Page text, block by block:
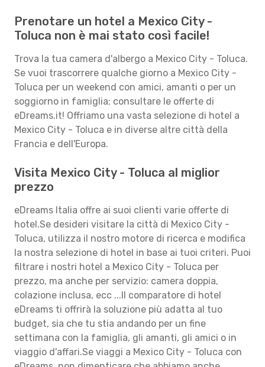
Prenotare un hotel a Mexico City -
Toluca non è mai stato così facile!
Trova la tua camera d'albergo a Mexico City - Toluca.
Se vuoi trascorrere qualche giorno a Mexico City -
Toluca per un weekend con amici, amanti o per un
soggiorno in famiglia; consultare le offerte di
eDreams.it! Offriamo una vasta selezione di hotel a
Mexico City - Toluca e in diverse altre città della
Francia e dell'Europa.
Visita Mexico City - Toluca al miglior
prezzo
eDreams Italia offre ai suoi clienti varie offerte di
hotel.Se desideri visitare la città di Mexico City -
Toluca, utilizza il nostro motore di ricerca e modifica
la nostra selezione di hotel in base ai tuoi criteri. Puoi
filtrare i nostri hotel a Mexico City - Toluca per
prezzo, ma anche per servizio: camera doppia,
colazione inclusa, ecc ...Il comparatore di hotel
eDreams ti offrirà la soluzione più adatta al tuo
budget, sia che tu stia andando per un fine
settimana con la famiglia, gli amanti, gli amici o in
viaggio d'affari.Se viaggi a Mexico City - Toluca con